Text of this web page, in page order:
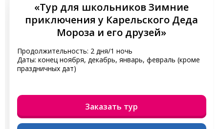
«Тур для школьников Зимние
приключения у Карельского Деда
Мороза и его друзей»
Продолжительность: 2 дня/1 ночь
Даты: конец ноября, декабрь, январь, февраль (кроме
праздничных дат)
Заказать тур